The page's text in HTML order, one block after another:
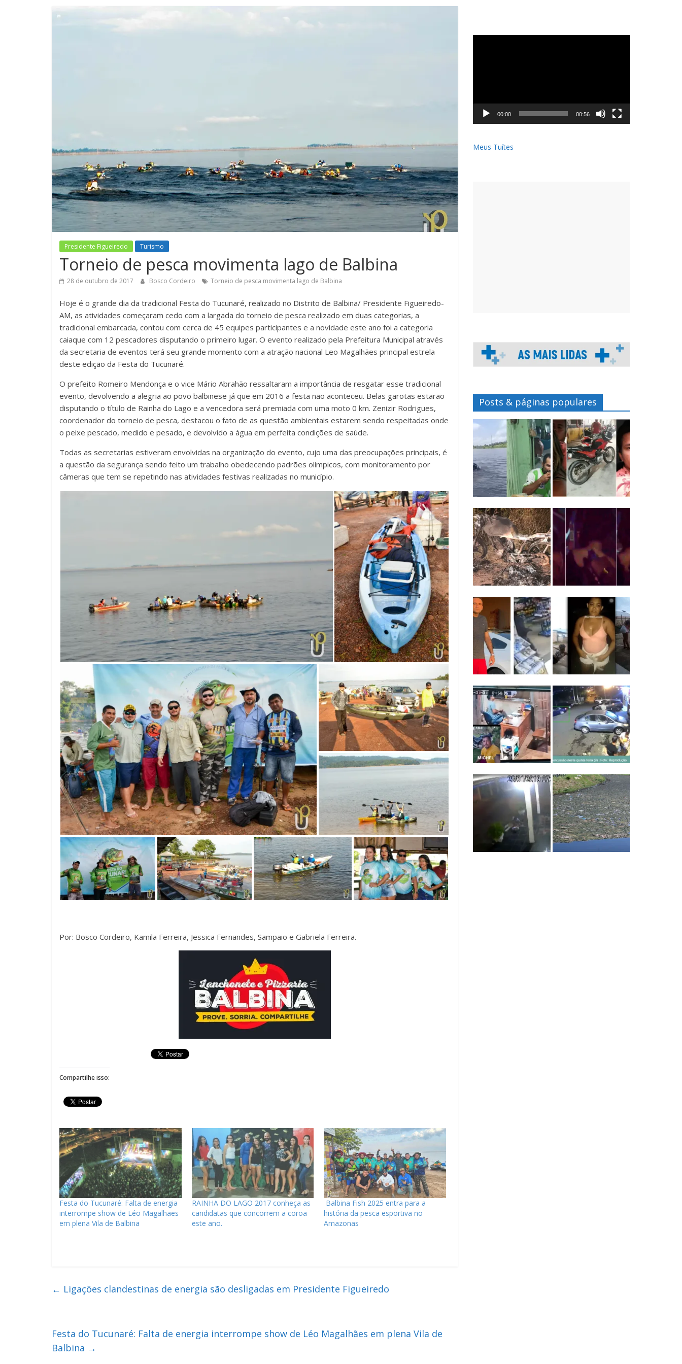
Presidente Figueiredo Turismo
Torneio de pesca movimenta lago de Balbina
28 de outubro de 2017 Bosco Cordeiro Torneio de pesca movimenta lago de Balbina
Hoje é o grande dia da tradicional Festa do Tucunaré, realizado no Distrito de Balbina/ Presidente Figueiredo-
AM, as atividades começaram cedo com a largada do torneio de pesca realizado em duas categorias, a
tradicional embarcada, contou com cerca de 45 equipes participantes e a novidade este ano foi a categoria
caiaque com 12 pescadores disputando o primeiro lugar. O evento realizado pela Prefeitura Municipal através
da secretaria de eventos terá seu grande momento com a atração nacional Leo Magalhães principal estrela
deste edição da Festa do Tucunaré.
O prefeito Romeiro Mendonça e o vice Mário Abrahão ressaltaram a importância de resgatar esse tradicional
evento, devolvendo a alegria ao povo balbinese já que em 2016 a festa não aconteceu. Belas garotas estarão
disputando o título de Rainha do Lago e a vencedora será premiada com uma moto 0 km. Zenizir Rodrigues,
coordenador do torneio de pesca, destacou o fato de as questão ambientais estarem sendo respeitadas onde
o peixe pescado, medido e pesado, e devolvido a água em perfeita condições de saúde.
Todas as secretarias estiveram envolvidas na organização do evento, cujo uma das preocupações principais, é
a questão da segurança sendo feito um trabalho obedecendo padrões olímpicos, com monitoramento por
câmeras que tem se repetindo nas atividades festivas realizadas no município.
Por: Bosco Cordeiro, Kamila Ferreira, Jessica Fernandes, Sampaio e Gabriela Ferreira.
Compartilhe isso:
Festa do Tucunaré: Falta de energia
interrompe show de Léo Magalhães
em plena Vila de Balbina
RAINHA DO LAGO 2017 conheça as
candidatas que concorrem a coroa
este ano.
Balbina Fish 2025 entra para a
história da pesca esportiva no
Amazonas
← Ligações clandestinas de energia são desligadas em Presidente Figueiredo
Festa do Tucunaré: Falta de energia interrompe show de Léo Magalhães em plena Vila de
Balbina →
00:00 00:56
Meus Tuítes
Posts & páginas populares